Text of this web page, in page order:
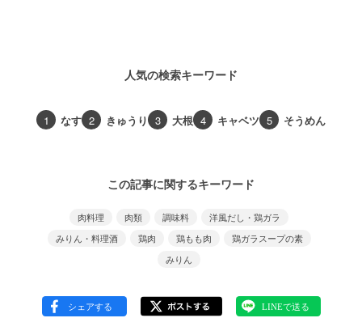
人気の検索キーワード
1 なす 2 きゅうり 3 大根 4 キャベツ 5 そうめん
この記事に関するキーワード
肉料理 肉類 調味料
洋風だし・鶏ガラ
みりん・料理酒
鶏肉 鶏もも肉
鶏ガラスープの素
みりん